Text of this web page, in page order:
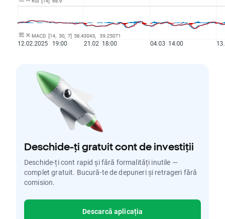
Deschide-ți gratuit cont de investiții
Deschide-ți cont rapid și fără formalități inutile —
complet gratuit. Bucură-te de depuneri și retrageri fără
comision.
Descarcă aplicația